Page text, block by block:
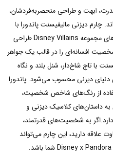
ابهت و طراحی منحصربه‌فردشان،
چارم دیزنی مالیفیسنت پاندورا با
الهام از یکی از مشهورترین شخصیت‌های مجموعه Disney Villains طراحی
افسانه‌ای را در قالب یک جواهر
با تاج شاخ‌دار، شنل بلند و نگاه
دنیای دیزنی محسوب می‌شود. پاندورا
از رنگ‌های شاخص شخصیت،
به داستان‌های کلاسیک دیزنی و
به شخصیت‌های قدرتمند،
علاقه دارید، این چارم می‌تواند